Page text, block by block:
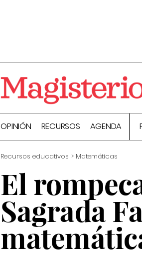
OPINIÓN RECURSOS AGENDA
Recursos educativos Matemáticas
El
Sagrada